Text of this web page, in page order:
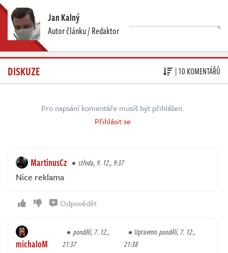
Jan Kalný
Autor článku / Redaktor
DISKUZE | 10 KOMENTÁŘŮ
Pro napsání komentáře musíš být přihlášen.
Přihlásit se
MartinusCz středa, 9. 12., 9:37
Nice reklama
Odpovědět
michaloM
pondělí, 7. 12.,
21:37
Upravenopondělí, 7. 12.,
21:38